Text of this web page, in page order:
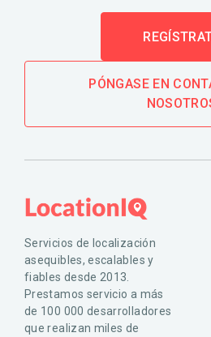
PÓNGASE EN
Servicios de localización
asequibles, escalables y
fiables desde 2013.
Prestamos servicio a más
de 100 000 desarrolladores
que realizan miles de